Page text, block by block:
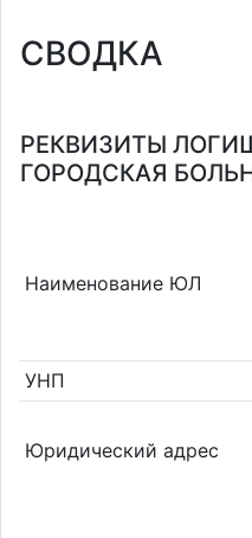
СВОДКА
РЕКВИЗИТЫ
ГОРОДСКАЯ
Наименование ЮЛ
УНП
Юридический адрес